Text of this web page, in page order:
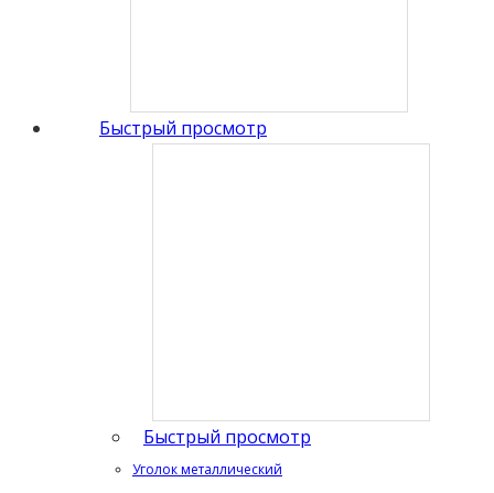
Быстрый просмотр
Быстрый просмотр
Уголок металлический